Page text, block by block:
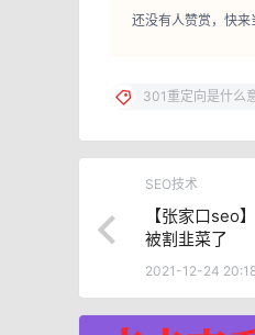
还没有人赞赏，快来
301重定向是什么
SEO技术
【张家口seo
被割韭菜了
2021-12-24